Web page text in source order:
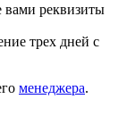
вами реквизиты
трех дней с
менеджера.